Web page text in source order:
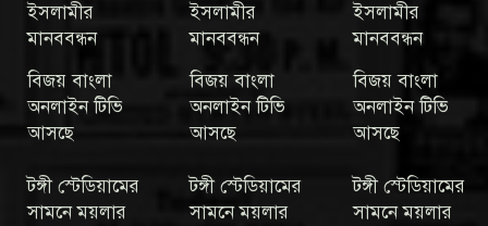
ইসলামীর
মানববন্ধন
বিজয় বাংলা
অনলাইন টিভি
আসছে
ইসলামীর
মানববন্ধন
বিজয় বাংলা
অনলাইন টিভি
আসছে
ইসলামীর
মানববন্ধন
বিজয় বাংলা
অনলাইন টিভি
আসছে
টঙ্গী স্টেডিয়ামের
সামনে ময়লার
টঙ্গী স্টেডিয়ামের
সামনে ময়লার
টঙ্গী স্টেডিয়ামের
সামনে ময়লার